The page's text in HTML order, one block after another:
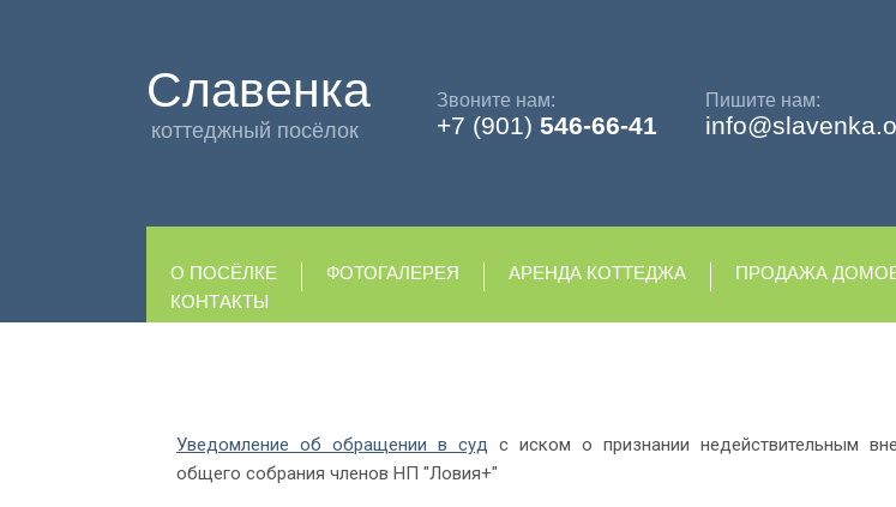
Славенка
коттеджный посёлок
Звоните нам:
+7 (901) 546-66-41
Пишите нам:
О ПОСЁЛКЕ ФОТОГАЛЕРЕЯ АРЕНДА КОТТЕДЖА ПРОДАЖА
КОНТАКТЫ
Уведомление об обращении в суд с иском о признании недействительным
общего собрания членов НП "Ловия+"